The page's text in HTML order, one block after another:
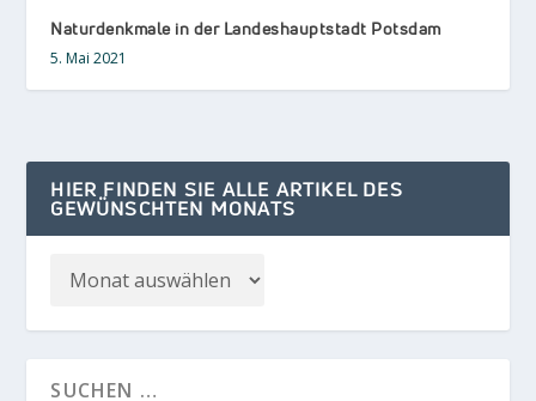
Naturdenkmale in der Landeshauptstadt Potsdam
5. Mai 2021
HIER FINDEN SIE ALLE ARTIKEL DES
GEWÜNSCHTEN MONATS